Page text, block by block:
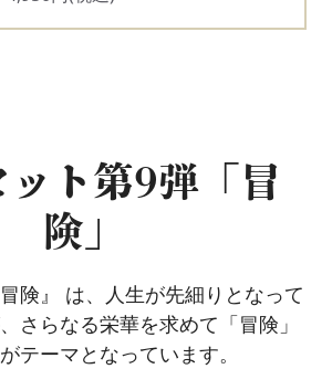
ット第9弾「冒
険」
険』 は、人生が先細りとなって
さらなる栄華を求めて「冒険」
テーマとなっています。